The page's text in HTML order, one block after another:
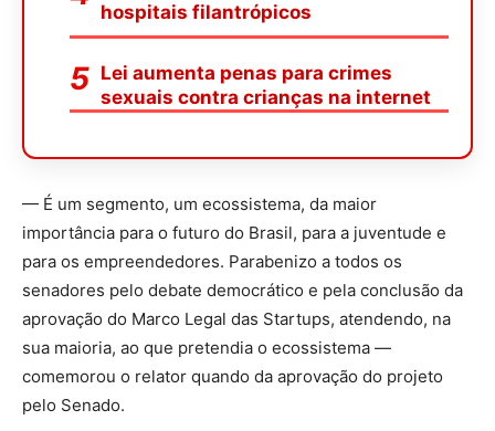
hospitais filantrópicos
Lei aumenta penas para crimes
sexuais contra crianças na internet
— É um segmento, um ecossistema, da maior
importância para o futuro do Brasil, para a juventude e
para os empreendedores. Parabenizo a todos os
senadores pelo debate democrático e pela conclusão da
aprovação do Marco Legal das Startups, atendendo, na
sua maioria, ao que pretendia o ecossistema —
comemorou o relator quando da aprovação do projeto
pelo Senado.